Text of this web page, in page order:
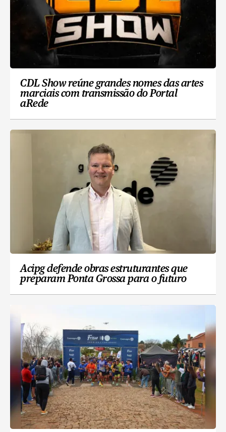
CDL Show reúne grandes nomes das artes
marciais com transmissão do Portal
aRede
Acipg defende obras estruturantes que
preparam Ponta Grossa para o futuro